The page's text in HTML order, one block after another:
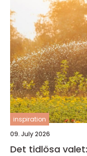
inspiration
09. July 2026
Det tidlösa